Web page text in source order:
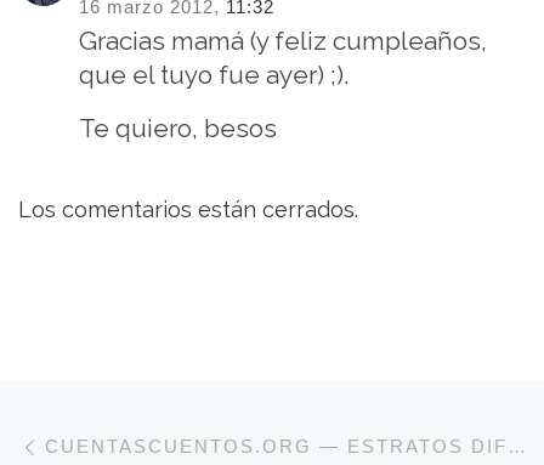
16 marzo 2012, 11:32
Gracias mamá (y feliz cumpleaños,
que el tuyo fue ayer) ;).
Te quiero, besos
Los comentarios están cerrados.
Navegación de entradas CUENTASCUENTOS.ORG — ESTRATOS DIFERENTES